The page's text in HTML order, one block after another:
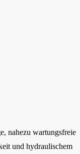
nahezu wartungsfreie
und hydraulischem